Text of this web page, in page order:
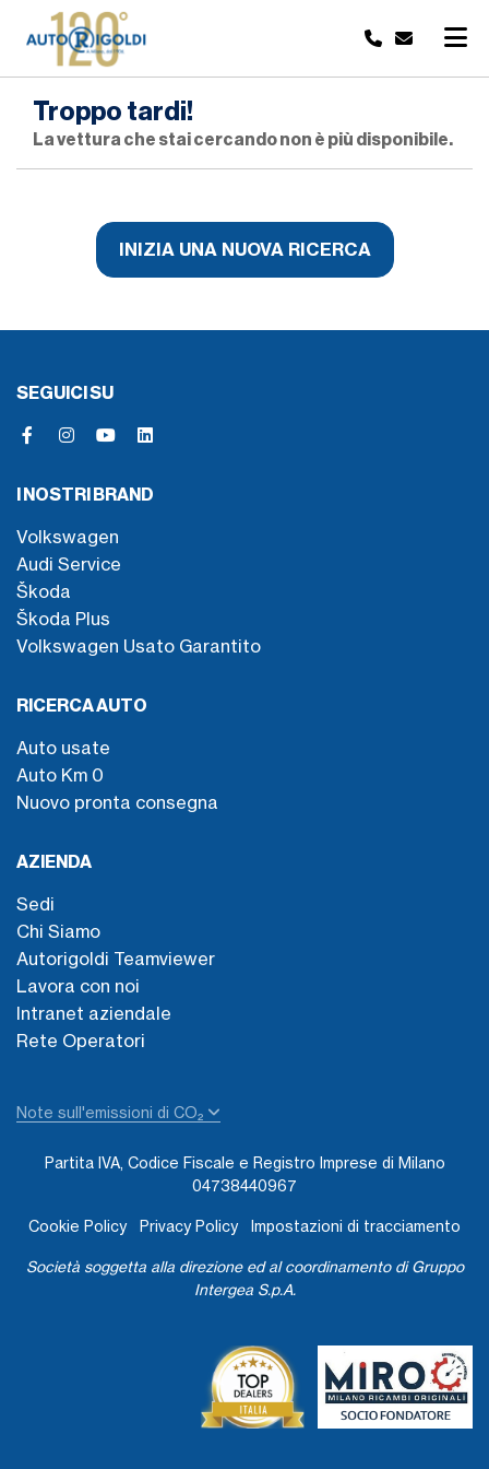
Troppo tardi!
La vettura che stai cercando non è più disponibile.
INIZIA UNA NUOVA RICERCA
SEGUICI SU
I NOSTRI BRAND
Volkswagen
Audi Service
Škoda
Škoda Plus
Volkswagen Usato Garantito
RICERCA AUTO
Auto usate
Auto Km 0
Nuovo pronta consegna
AZIENDA
Sedi
Chi Siamo
Autorigoldi Teamviewer
Lavora con noi
Intranet aziendale
Rete Operatori
Note sull'emissioni di CO₂
Partita IVA, Codice Fiscale e Registro Imprese di Milano
04738440967
Cookie Policy Privacy Policy Impostazioni di tracciamento
Società soggetta alla direzione ed al coordinamento di Gruppo
Intergea S.p.A.